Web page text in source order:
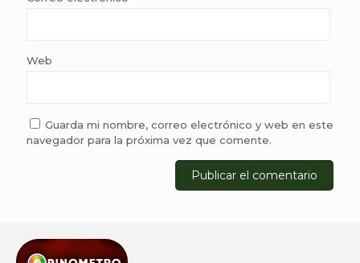
Web
Guarda mi nombre, correo electrónico y web en este
navegador para la próxima vez que comente.